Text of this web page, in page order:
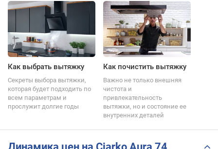
Как выбрать вытяжку
Секреты выбора вытяжки,
которая будет подходить по
всем параметрам и
прослужит долгие годы
Как почистить вытяжку
Важно не только внешняя
чистота и
привлекательность
вытяжки, но и состояние ее
внутренних деталей